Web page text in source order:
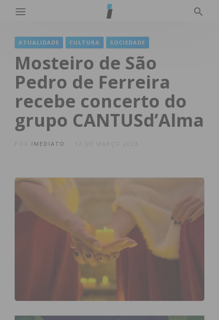
ATUALIDADE CULTURA SOCIEDADE
Mosteiro de São
Pedro de Ferreira
recebe concerto do
grupo CANTUSd’Alma
IMEDIATO 12 DE MARÇO 2023